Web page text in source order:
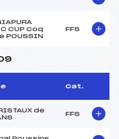
CUP Coq
POUSSIN
FFS
Cat.
de
FFS